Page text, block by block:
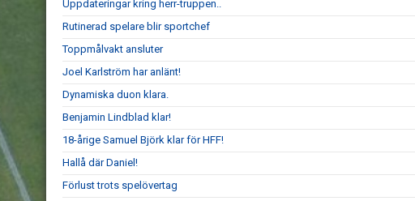
Uppdateringar kring herr-truppen..
Rutinerad spelare blir sportchef
Toppmålvakt ansluter
Joel Karlström har anlänt!
Dynamiska duon klara.
Benjamin Lindblad klar!
18-årige Samuel Björk klar för HFF!
Hallå där Daniel!
Förlust trots spelövertag